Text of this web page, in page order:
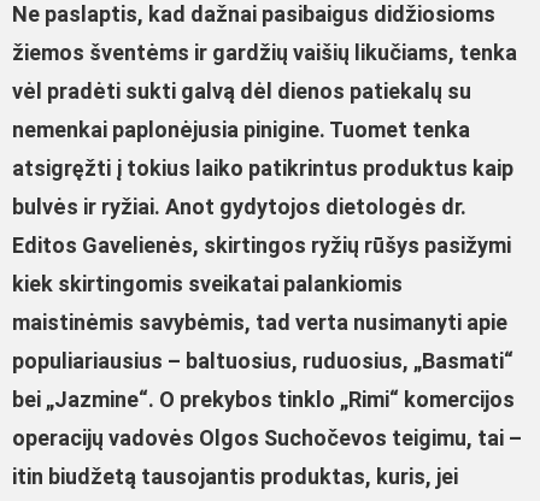
Ne paslaptis, kad dažnai pasibaigus didžiosioms
žiemos šventėms ir gardžių vaišių likučiams, tenka
vėl pradėti sukti galvą dėl dienos patiekalų su
nemenkai paplonėjusia pinigine. Tuomet tenka
atsigręžti į tokius laiko patikrintus produktus kaip
bulvės ir ryžiai. Anot gydytojos dietologės dr.
Editos Gavelienės, skirtingos ryžių rūšys pasižymi
kiek skirtingomis sveikatai palankiomis
maistinėmis savybėmis, tad verta nusimanyti apie
populiariausius – baltuosius, ruduosius, „Basmati“
bei „Jazmine“. O prekybos tinklo „Rimi“ komercijos
operacijų vadovės Olgos Suchočevos teigimu, tai –
itin biudžetą tausojantis produktas, kuris, jei